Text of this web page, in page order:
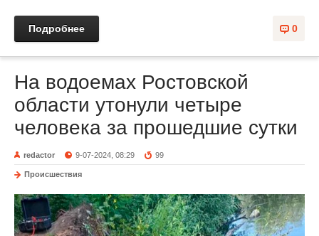
0
Подробнее
На водоемах Ростовской
области утонули четыре
человека за прошедшие сутки
redactor 9-07-2024, 08:29 99
Происшествия